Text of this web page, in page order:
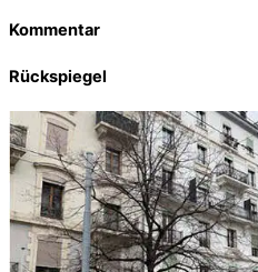
Kommentar
Rückspiegel